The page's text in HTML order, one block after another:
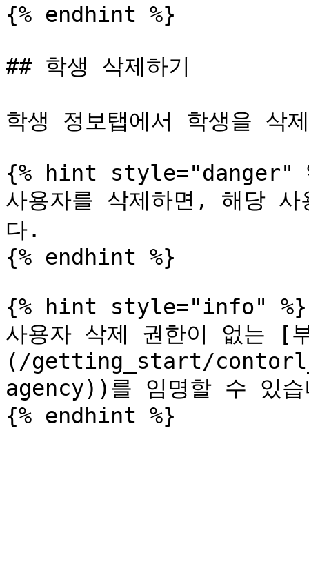
{% endhint %}
## 학생 삭제하기
학생 정보탭에서 학생을 삭
{% hint style="danger"
사용자를 삭제하면, 해당
다.
{% endhint %}
{% hint style="info" %}
사용자 삭제 권한이 없는
(/getting_start/
agency))를 임명할 수 있